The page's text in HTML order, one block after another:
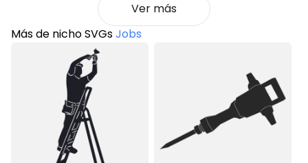
Ver más
Más de nicho SVGsJobs